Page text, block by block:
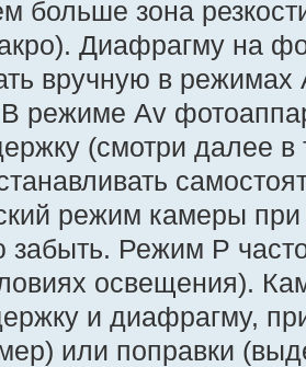
больше зона
Диафрагму на
вручную в
режиме Av
(смотри далее в
режим камеры
забыть. Режим P
освещения).
и диафрагму,
или поправки